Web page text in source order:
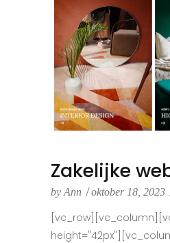
Zakelijke
by Ann oktober 18, 2023